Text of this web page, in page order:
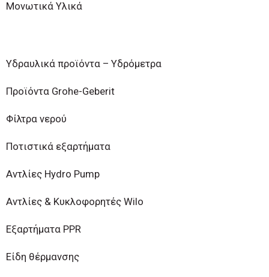
Μονωτικά Υλικά
Υδραυλικά προϊόντα – Υδρόμετρα
Προϊόντα Grohe-Geberit
Φίλτρα νερού
Ποτιστικά εξαρτήματα
Αντλίες Hydro Pump
Αντλίες & Κυκλοφορητές Wilo
Εξαρτήματα PPR
Είδη θέρμανσης